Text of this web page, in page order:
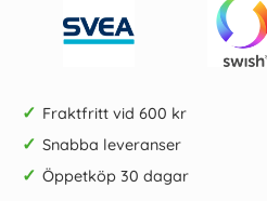
✓ Fraktfritt vid 600 kr
✓ Snabba leveranser
✓ Öppetköp 30 dagar